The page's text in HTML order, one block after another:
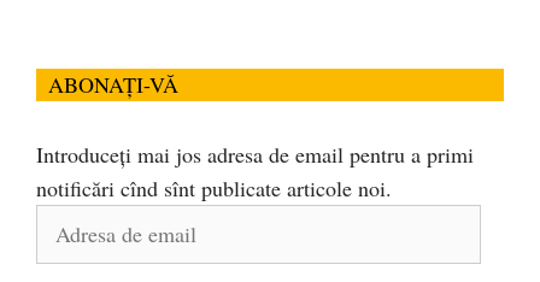
ABONAȚI-VĂ
Introduceți mai jos adresa de email pentru a primi
notificări cînd sînt publicate articole noi.
Adresa